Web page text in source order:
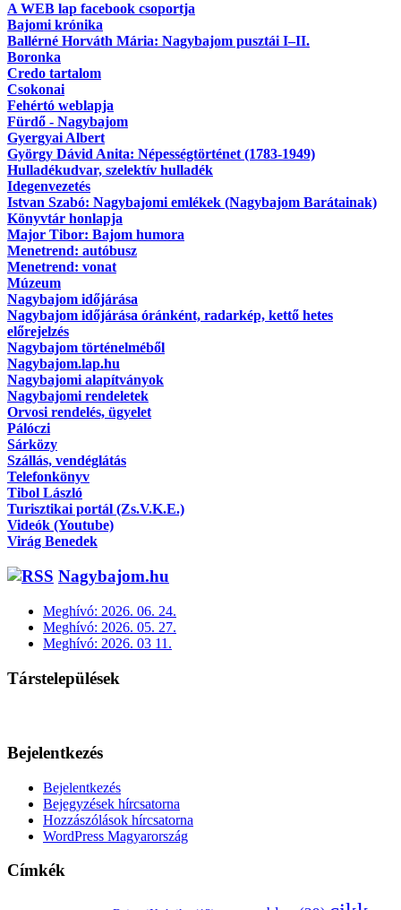
A WEB lap facebook csoportja
Bajomi krónika
Ballérné Horváth Mária: Nagybajom pusztái I–II.
Boronka
Credo tartalom
Csokonai
Fehértó weblapja
Fürdő - Nagybajom
Gyergyai Albert
György Dávid Anita: Népességtörténet (1783-1949)
Hulladékudvar, szelektív hulladék
Idegenvezetés
Istvan Szabó: Nagybajomi emlékek (Nagybajom Barátainak)
Könyvtár honlapja
Major Tibor: Bajom humora
Menetrend: autóbusz
Menetrend: vonat
Múzeum
Nagybajom időjárása
Nagybajom időjárása óránként, radarkép, kettő hetes
előrejelzés
Nagybajom történelméből
Nagybajom.lap.hu
Nagybajomi alapítványok
Nagybajomi rendeletek
Orvosi rendelés, ügyelet
Pálóczi
Sárközy
Szállás, vendéglátás
Telefonkönyv
Tibol László
Turisztikai portál (Zs.V.K.E.)
Videók (Youtube)
Virág Benedek
Nagybajom.hu
Meghívó: 2026. 06. 24.
Meghívó: 2026. 05. 27.
Meghívó: 2026. 03 11.
Társtelepülések
Bejelentkezés
Bejelentkezés
Bejegyzések hírcsatorna
Hozzászólások hírcsatorna
WordPress Magyarország
Címkék